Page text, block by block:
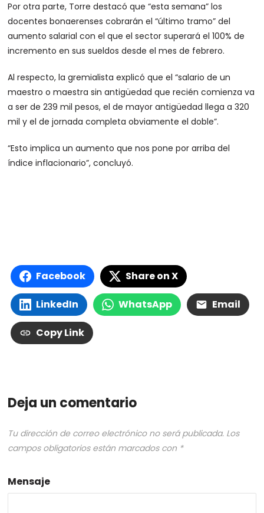
Por otra parte, Torre destacó que “esta semana” los
docentes bonaerenses cobrarán el “último tramo” del
aumento salarial con el que el sector superará el 100% de
incremento en sus sueldos desde el mes de febrero.
Al respecto, la gremialista explicó que el “salario de un
maestro o maestra sin antigüedad que recién comienza va
a ser de 239 mil pesos, el de mayor antigüedad llega a 320
mil y el de jornada completa obviamente el doble”.
“Esto implica un aumento que nos pone por arriba del
índice inflacionario”, concluyó.
Facebook Share on X
LinkedIn WhatsApp Email
Copy Link
Deja un comentario
Tu dirección de correo electrónico no será publicada. Los
campos obligatorios están marcados con *
Mensaje